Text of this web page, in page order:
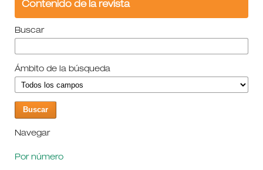
Contenido de la revista
Buscar
Ámbito de la búsqueda
Navegar
Por número